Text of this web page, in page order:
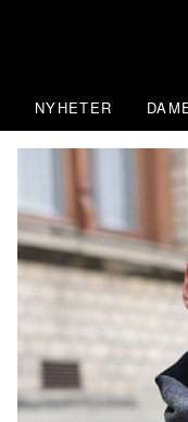
NYHETER